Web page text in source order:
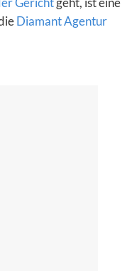
Diamant Agentur